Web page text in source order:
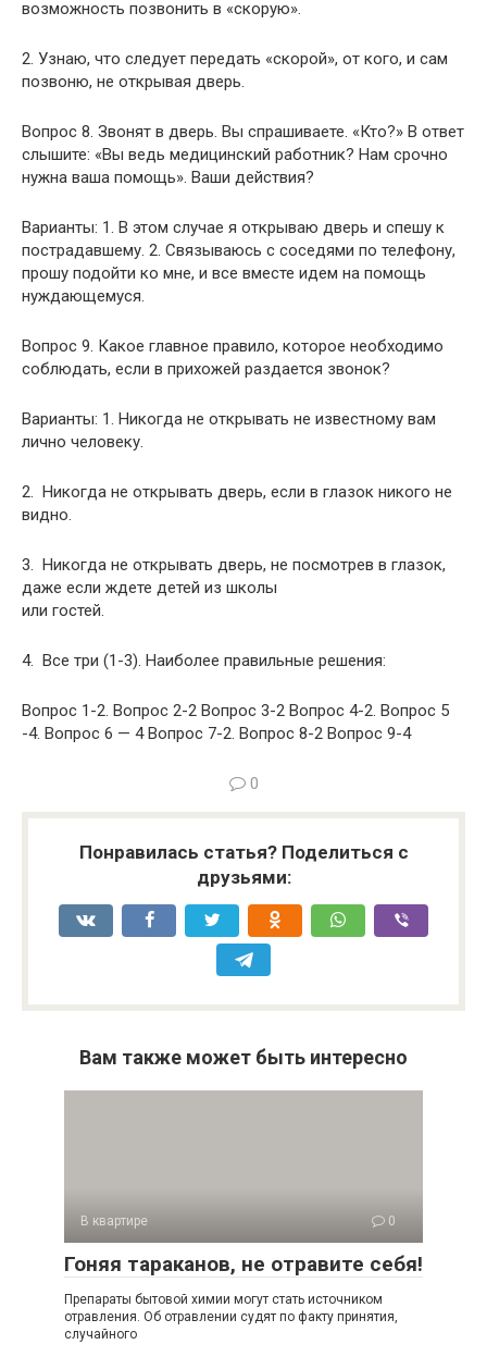
возможность позвонить в «скорую».
2. Узнаю, что следует передать «скорой», от кого, и сам
позвоню, не открывая дверь.
Вопрос 8. Звонят в дверь. Вы спрашиваете. «Кто?» В ответ
слышите: «Вы ведь медицинский работник? Нам срочно
нужна ваша помощь». Ваши действия?
Варианты: 1. В этом случае я открываю дверь и спешу к
пострадавшему. 2. Связываюсь с соседями по телефону,
прошу подойти ко мне, и все вместе идем на помощь
нуждающемуся.
Вопрос 9. Какое главное правило, которое необходимо
соблюдать, если в прихожей раздается звонок?
Варианты: 1. Никогда не открывать не известному вам
лично человеку.
2. Никогда не открывать дверь, если в глазок никого не
видно.
3. Никогда не открывать дверь, не посмотрев в глазок,
даже если ждете детей из школы
или гостей.
4. Все три (1-3). Наиболее правильные решения:
Вопрос 1-2. Вопрос 2-2 Вопрос 3-2 Вопрос 4-2. Вопрос 5
-4. Вопрос 6 — 4 Вопрос 7-2. Вопрос 8-2 Вопрос 9-4
0
Понравилась статья? Поделиться с
друзьями:
Вам также может быть интересно
В квартире 0
Гоняя тараканов, не отравите себя!
Препараты бытовой химии могут стать источником
отравления. Об отравлении судят по факту принятия,
случайного